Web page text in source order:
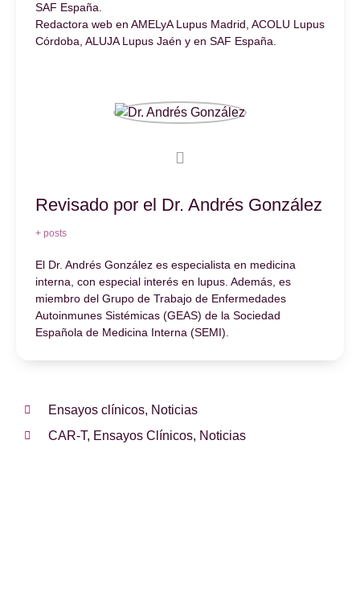
SAF España.
Redactora web en AMELyA Lupus Madrid, ACOLU Lupus
Córdoba, ALUJA Lupus Jaén y en SAF España.
Revisado por el Dr. Andrés González
+ posts
El Dr. Andrés González es especialista en medicina
interna, con especial interés en lupus. Además, es
miembro del Grupo de Trabajo de Enfermedades
Autoinmunes Sistémicas (GEAS) de la Sociedad
Española de Medicina Interna (SEMI).
Ensayos clínicos, Noticias
CAR-T, Ensayos Clínicos, Noticias